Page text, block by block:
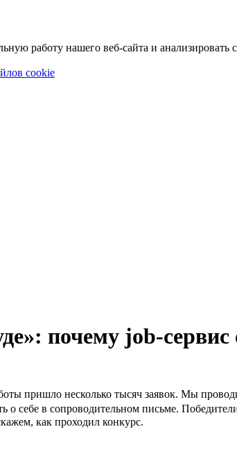
работу нашего веб-сайта и анализировать
cookie
почему job-
пришло несколько тысяч заявок. Мы
о себе в сопроводительном письме.
как проходил конкурс.